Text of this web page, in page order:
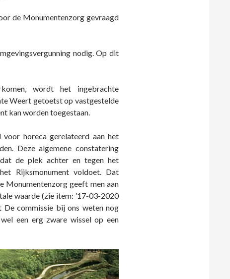
de Monumentenzorg gevraagd
nodig. Op dit
wordt het ingebrachte
Weert getoetst op vastgestelde
kan worden toegestaan.
horeca gerelateerd aan het
Deze algemene constatering
de plek achter en tegen het
Rijksmonument voldoet. Dat
Monumentenzorg geeft men aan
waarde (zie item: ’17-03-2020
De commissie bij ons weten nog
een erg zware wissel op een